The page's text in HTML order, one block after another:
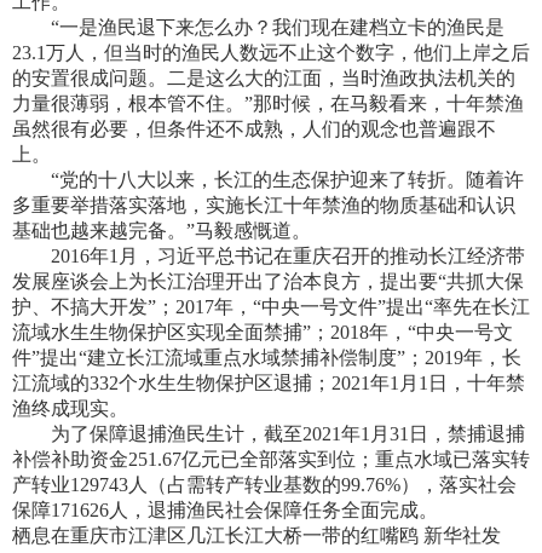
“一是渔民退下来怎么办？我们现在建档立卡的渔民是
23.1万人，但当时的渔民人数远不止这个数字，他们上岸之后
的安置很成问题。二是这么大的江面，当时渔政执法机关的
力量很薄弱，根本管不住。”那时候，在马毅看来，十年禁渔
虽然很有必要，但条件还不成熟，人们的观念也普遍跟不
上。
“党的十八大以来，长江的生态保护迎来了转折。随着许
多重要举措落实落地，实施长江十年禁渔的物质基础和认识
基础也越来越完备。”马毅感慨道。
2016年1月，习近平总书记在重庆召开的推动长江经济带
发展座谈会上为长江治理开出了治本良方，提出要“共抓大保
护、不搞大开发”；2017年，“中央一号文件”提出“率先在长江
流域水生生物保护区实现全面禁捕”；2018年，“中央一号文
件”提出“建立长江流域重点水域禁捕补偿制度”；2019年，长
江流域的332个水生生物保护区退捕；2021年1月1日，十年禁
渔终成现实。
为了保障退捕渔民生计，截至2021年1月31日，禁捕退捕
补偿补助资金251.67亿元已全部落实到位；重点水域已落实转
产转业129743人（占需转产转业基数的99.76%），落实社会
保障171626人，退捕渔民社会保障任务全面完成。
栖息在重庆市江津区几江长江大桥一带的红嘴鸥 新华社发